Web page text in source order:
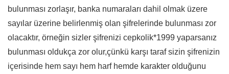
bulunması zorlaşır, banka numaraları dahil olmak üzere
sayılar üzerine belirlenmiş olan şifrelerinde bulunması zor
olacaktır, örneğin sizler şifrenizi cepkolik*1999 yaparsanız
bulunması oldukça zor olur,çünkü karşı taraf sizin şifrenizin
içerisinde hem sayı hem harf hemde karakter olduğunu